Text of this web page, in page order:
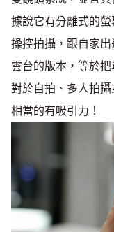
據說它有分離式的
操控拍攝，跟自家
雲台的版本，等於
對於自拍、多人拍
相當的有吸引力！